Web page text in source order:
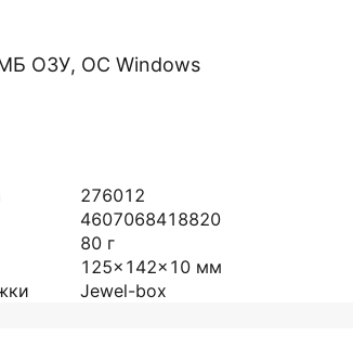
ОЗУ, ОС Windows
276012
4607068418820
80 г
125x142x10 мм
Jewel-box